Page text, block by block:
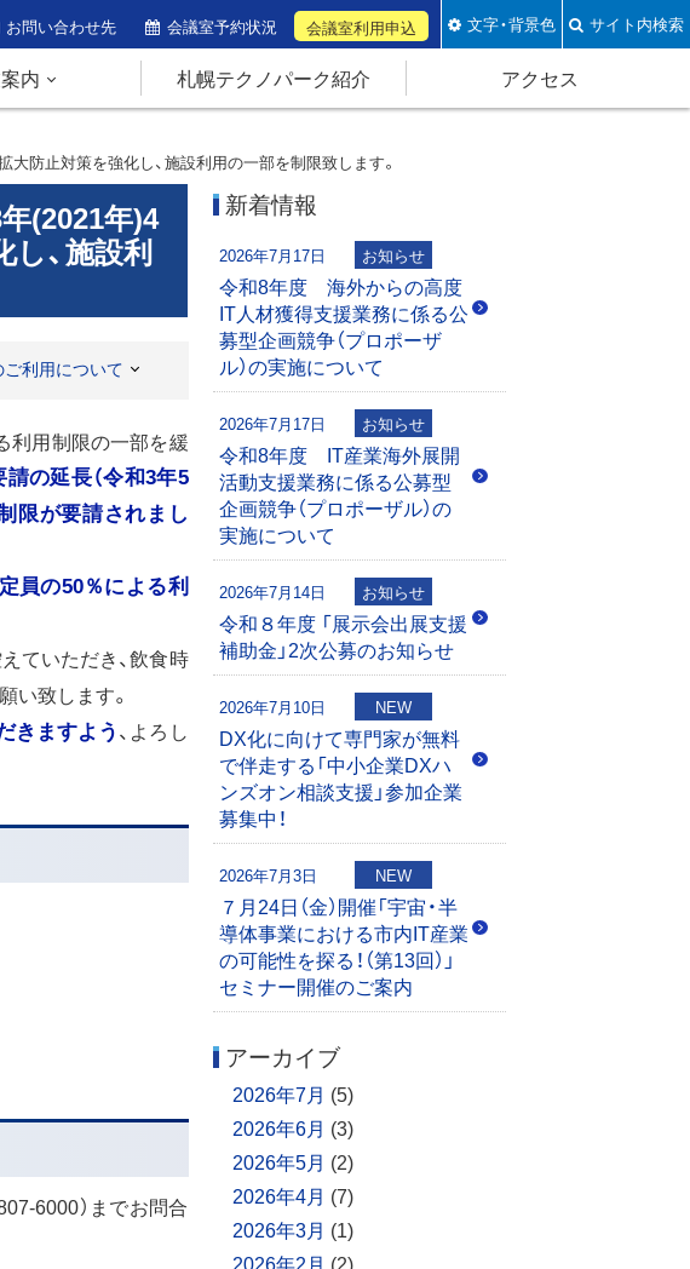
お問い合わせ先 会議室予約状況 会議室利用申込 文字・背景色 サイト内検索
内 札幌テクノパーク紹介 アクセス
防止対策を強化し、施設利用の一部を制限致します。
(2021年)4
、施設利
利用について
利用制限の一部を緩
の延長（令和3年5
限が要請されまし
定員の50％による利
ていただき、飲食時
い致します。
きますよう、よろし
6000）までお問合
新着情報
2026年7月17日 お知らせ
令和8年度 海外からの高度
IT人材獲得支援業務に係る公
募型企画競争（プロポーザ
ル）の実施について
2026年7月17日 お知らせ
令和8年度 IT産業海外展開
活動支援業務に係る公募型
企画競争（プロポーザル）の
実施について
2026年7月14日 お知らせ
令和８年度 「展示会出展支援
補助金」2次公募のお知らせ
2026年7月10日 NEW
DX化に向けて専門家が無料
で伴走する「中小企業DXハ
ンズオン相談支援」参加企業
募集中！
2026年7月3日 NEW
７月24日（金）開催「宇宙・半
導体事業における市内IT産業
の可能性を探る！（第13回）」
セミナー開催のご案内
アーカイブ
2026年7月 (5)
2026年6月 (3)
2026年5月 (2)
2026年4月 (7)
2026年3月 (1)
2026年2月 (2)